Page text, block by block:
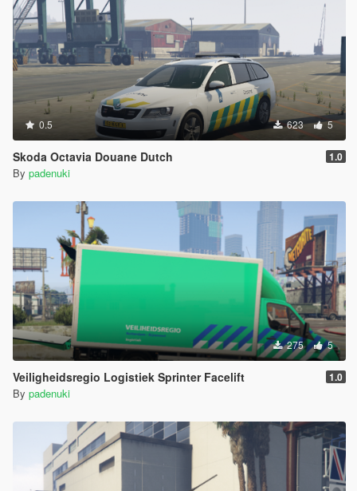
0.5 623 5
Skoda Octavia Douane Dutch 1.0
By padenuki
275 5
Veiligheidsregio Logistiek Sprinter Facelift 1.0
By padenuki